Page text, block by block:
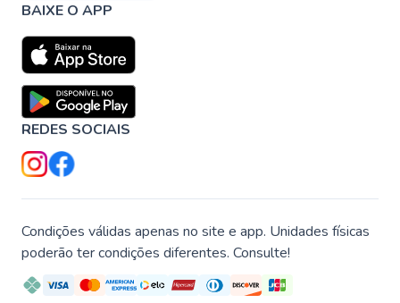
BAIXE O APP
REDES SOCIAIS
Condições válidas apenas no site e app. Unidades físicas
poderão ter condições diferentes. Consulte!